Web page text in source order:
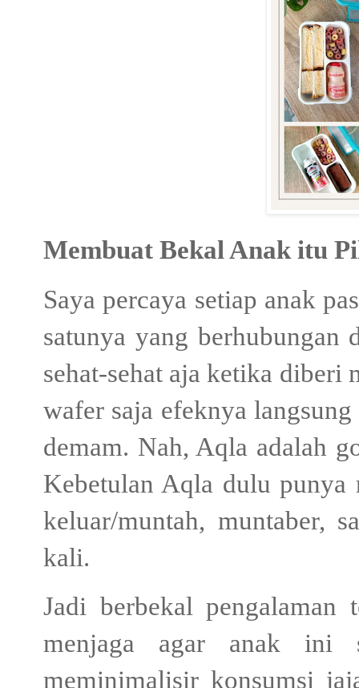
Membuat Bekal Anak itu
Saya percaya setiap anak
satunya yang berhubungan
sehat-sehat aja ketika diberi
wafer saja efeknya
demam. Nah, Aqla adalah
Kebetulan Aqla dulu punya
keluar/muntah, muntaber,
kali.
Jadi berbekal pengalaman
menjaga agar anak ini
meminimalisir konsumsi